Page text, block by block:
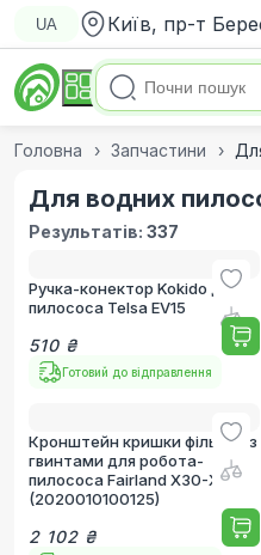
UA Київ, пр-т
Головна Запчастини
Для водних
Результатів: 337
Ручка-конектор Kokido для
пилососа Telsa EV15
510 ₴
Готовий до відправлення
Кронштейн кришки фільтра з
гвинтами для робота-
пилососа Fairland X30-X80
(2020010100125)
2 102 ₴